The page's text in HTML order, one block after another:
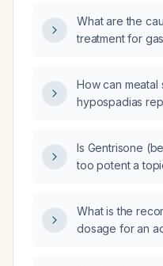
chronic kidney
thrice‑weekly
What are the
treatment for
How can
hypospadias
Is Gentrisone
too potent a
What is the
dosage for an